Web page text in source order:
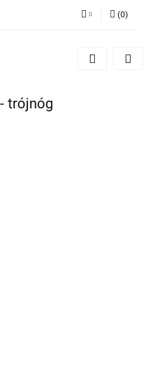
Zarejestruj się
(0)
trójnóg